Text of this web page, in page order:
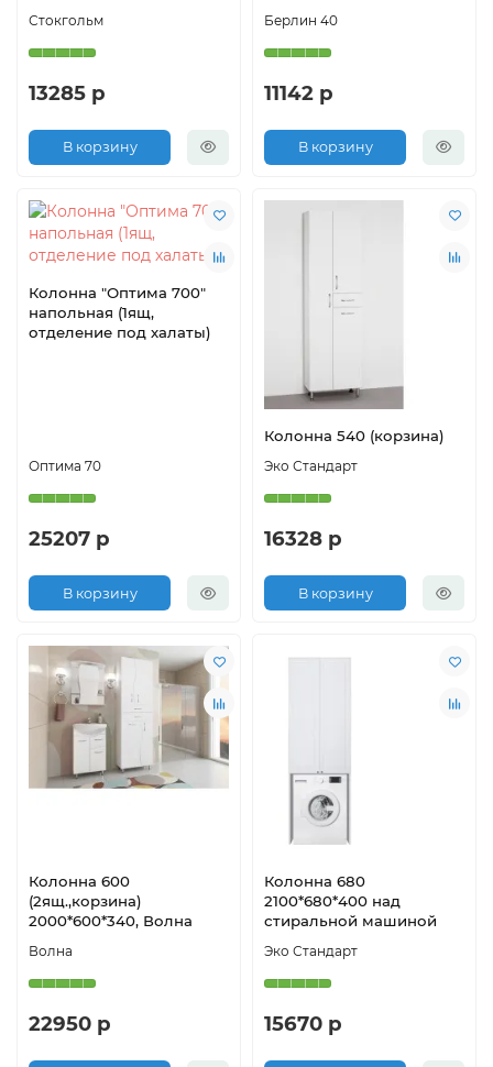
Стокгольм
13285 р
В корзину
Берлин 40
11142 р
В корзину
Колонна "Оптима 700"
напольная (1ящ,
отделение под халаты)
Оптима 70
25207 р
В корзину
Колонна 540 (корзина)
Эко Стандарт
16328 р
В корзину
Колонна 600
(2ящ.,корзина)
2000*600*340, Волна
Волна
22950 р
Колонна 680
2100*680*400 над
стиральной машиной
Эко Стандарт
15670 р